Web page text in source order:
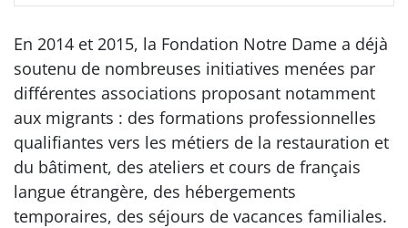
En 2014 et 2015, la Fondation Notre Dame a déjà
soutenu de nombreuses initiatives menées par
différentes associations proposant notamment
aux migrants : des formations professionnelles
qualifiantes vers les métiers de la restauration et
du bâtiment, des ateliers et cours de français
langue étrangère, des hébergements
temporaires, des séjours de vacances familiales.